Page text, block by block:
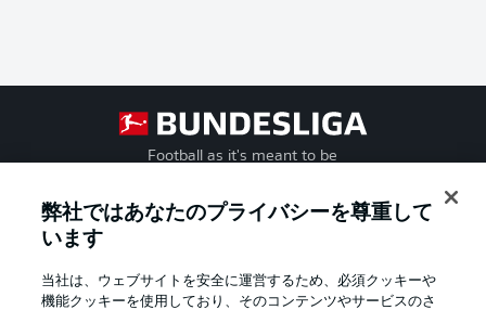
Football as it's meant to be
弊社ではあなたのプライバシーを尊重して
います
当社は、ウェブサイトを安全に運営するため、必須クッキーや
機能クッキーを使用しており、そのコンテンツやサービスのさ